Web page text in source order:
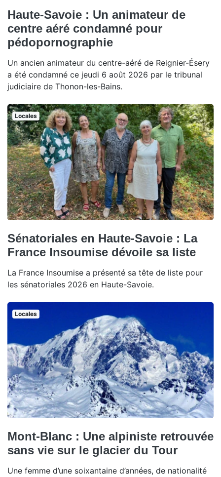
Haute-Savoie : Un animateur de
centre aéré condamné pour
pédopornographie
Un ancien animateur du centre-aéré de Reignier-Ésery
a été condamné ce jeudi 6 août 2026 par le tribunal
judiciaire de Thonon-les-Bains.
Locales
Sénatoriales en Haute-Savoie : La
France Insoumise dévoile sa liste
La France Insoumise a présenté sa tête de liste pour
les sénatoriales 2026 en Haute-Savoie.
Locales
Mont-Blanc : Une alpiniste retrouvée
sans vie sur le glacier du Tour
Une femme d’une soixantaine d’années, de nationalité